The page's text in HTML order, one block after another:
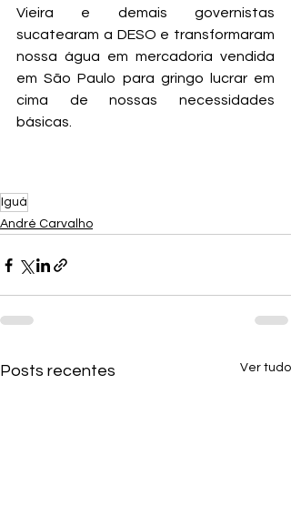
Vieira e demais governistas
sucatearam a DESO e transformaram
nossa água em mercadoria vendida
em São Paulo para gringo lucrar em
cima de nossas necessidades
básicas.
Iguá
André Carvalho
Posts recentes Ver tudo